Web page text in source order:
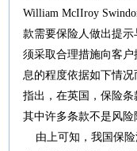
William McIIroy
款需要保险人做出提
须采取合理措施向客
息的程度依据如下情
指出，在英国，保险
其中许多条款不是风
由上可知，我国保险